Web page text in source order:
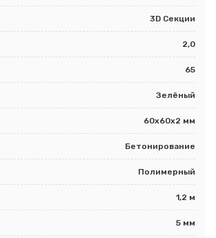
3D Секции
2,0
65
Зелёный
60х60х2 мм
Бетонирование
Полимерный
1,2 м
5 мм